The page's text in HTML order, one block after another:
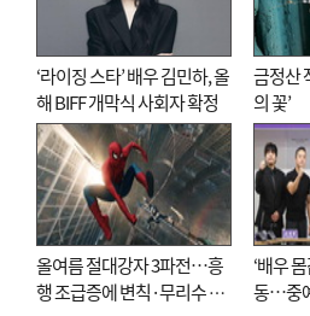
‘라이징 스타’ 배우 김민하, 올
해 BIFF 개막식 사회자 확정
금정산
의 꽃’
올여름 절대강자 3파전…흥
행 조급증에 변칙·무리수 마
‘배우
동…중